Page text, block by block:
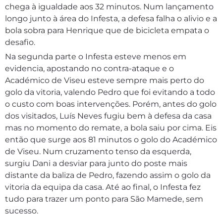
chega à igualdade aos 32 minutos. Num lançamento
longo junto à área do Infesta, a defesa falha o alivio e a
bola sobra para Henrique que de bicicleta empata o
desafio.
Na segunda parte o Infesta esteve menos em
evidencia, apostando no contra-ataque e o
Académico de Viseu esteve sempre mais perto do
golo da vitoria, valendo Pedro que foi evitando a todo
o custo com boas intervenções. Porém, antes do golo
dos visitados, Luís Neves fugiu bem à defesa da casa
mas no momento do remate, a bola saiu por cima. Eis
então que surge aos 81 minutos o golo do Académico
de Viseu. Num cruzamento tenso da esquerda,
surgiu Dani a desviar para junto do poste mais
distante da baliza de Pedro, fazendo assim o golo da
vitoria da equipa da casa. Até ao final, o Infesta fez
tudo para trazer um ponto para São Mamede, sem
sucesso.